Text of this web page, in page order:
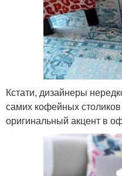
Кстати, дизайнеры
самих кофейных
оригинальный акцент в